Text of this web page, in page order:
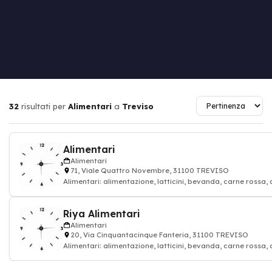
32 risultati per Alimentari a Treviso
Alimentari
Alimentari
71, Viale Quattro Novembre, 31100 TREVISO
Alimentari: alimentazione, latticini, bevanda, carne rossa,
Riya Alimentari
Alimentari
20, Via Cinquantacinque Fanteria, 31100 TREVISO
Alimentari: alimentazione, latticini, bevanda, carne rossa,